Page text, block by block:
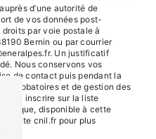
d’une autorité de
de vos données post-
par voie postale à
Bernin ou par courrier
Un justificatif
Nous conservons vos
de contact puis pendant la
probatoires et de gestion des
vous inscrire sur la liste
disponible à cette
le site cnil.fr pour plus